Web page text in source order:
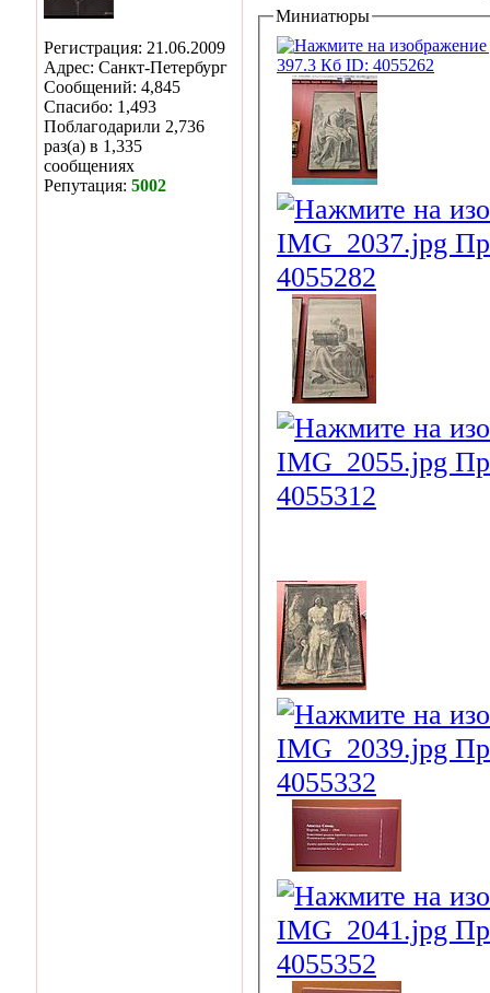
Регистрация: 21.06.2009
Адрес: Санкт-Петербург
Сообщений: 4,845
Спасибо: 1,493
Поблагодарили 2,736
раз(а) в 1,335
сообщениях
Репутация: 5002
Миниатюры